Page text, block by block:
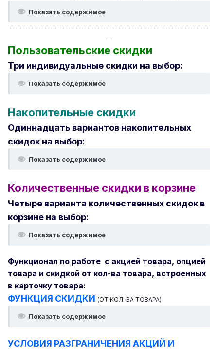
Показать содержимое
----------------- ----------------- ----------------- ----------------
-
Пользовательские скидки
Три индивидуальные скидки на выбор:
Показать содержимое
Накопительные скидки
Одиннадцать вариантов накопительных
скидок на выбор:
Показать содержимое
Количественные скидки в корзине
Четыре варианта количественных скидок в
корзине на выбор:
Показать содержимое
Функционал по работе с акцией товара, опцией
товара и скидкой от кол-ва товара, встроенных
в карточку товара:
ФУНКЦИЯ СКИДКИ (ОТ КОЛ-ВА ТОВАРА)
Показать содержимое
УСЛОВИЯ РАЗГРАНИЧЕНИЯ АКЦИЙ И